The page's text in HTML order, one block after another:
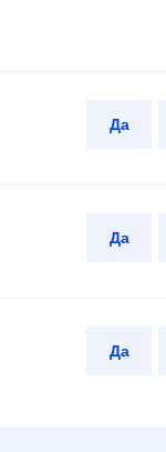
Да
Да
Да